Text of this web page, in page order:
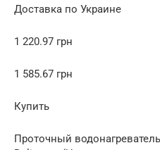
Доставка по Украине
1 220.97 грн
1 585.67 грн
Купить
Проточный